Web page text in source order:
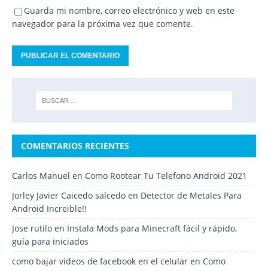
Guarda mi nombre, correo electrónico y web en este
navegador para la próxima vez que comente.
COMENTARIOS RECIENTES
Carlos Manuel en Como Rootear Tu Telefono Android 2021
Jorley Javier Caicedo salcedo en Detector de Metales Para
Android Increible!!
Jose rutilo en Instala Mods para Minecraft fácil y rápido,
guía para iniciados
como bajar videos de facebook en el celular en Como